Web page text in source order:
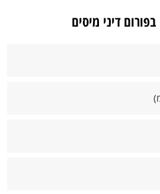
דיני מיסים